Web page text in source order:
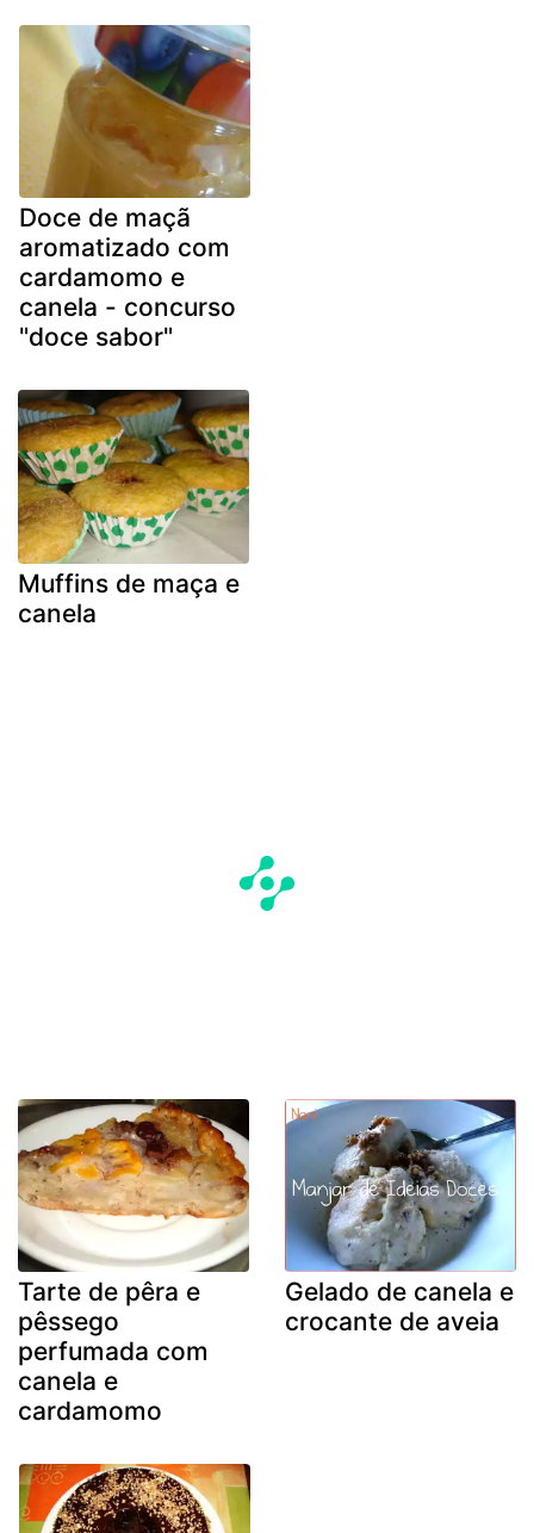
Doce de maçã
aromatizado com
cardamomo e
canela - concurso
"doce sabor"
Muffins de maça e
canela
Tarte de pêra e
pêssego
perfumada com
canela e
cardamomo
Gelado de canela e
crocante de aveia